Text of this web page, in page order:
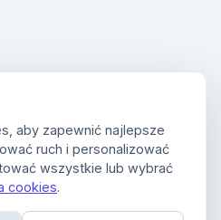
aby zapewnić najlepsze
ruch i personalizować
wszystkie lub wybrać
cookies.